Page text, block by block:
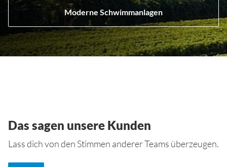
Moderne Schwimmanlagen
Das sagen unsere Kunden
Lass dich von den Stimmen anderer Teams überzeugen.